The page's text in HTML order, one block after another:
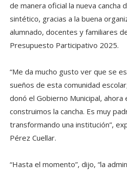
de manera oficial la nueva cancha
sintético, gracias a la buena
alumnado, docentes y familiares
Presupuesto Participativo 2025.
“Me da mucho gusto ver que se
sueños de esta comunidad
donó el Gobierno Municipal,
construimos la cancha. Es muy
transformando una institución”,
Pérez Cuellar.
“Hasta el momento”, dijo, “la